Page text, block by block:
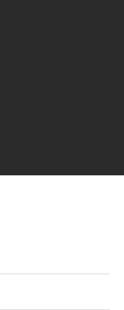
Philippe Migeat/Dist.